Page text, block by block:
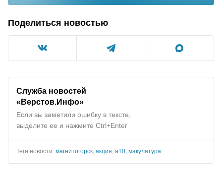
Поделиться новостью
Служба новостей
«Верстов.Инфо»
Если вы заметили ошибку в тексте,
выделите ее и нажмите Ctrl+Enter
Теги новости: магнитогорск акция а10 макулатура